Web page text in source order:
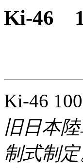
Ki-46
Ki-46
旧日本
制式制